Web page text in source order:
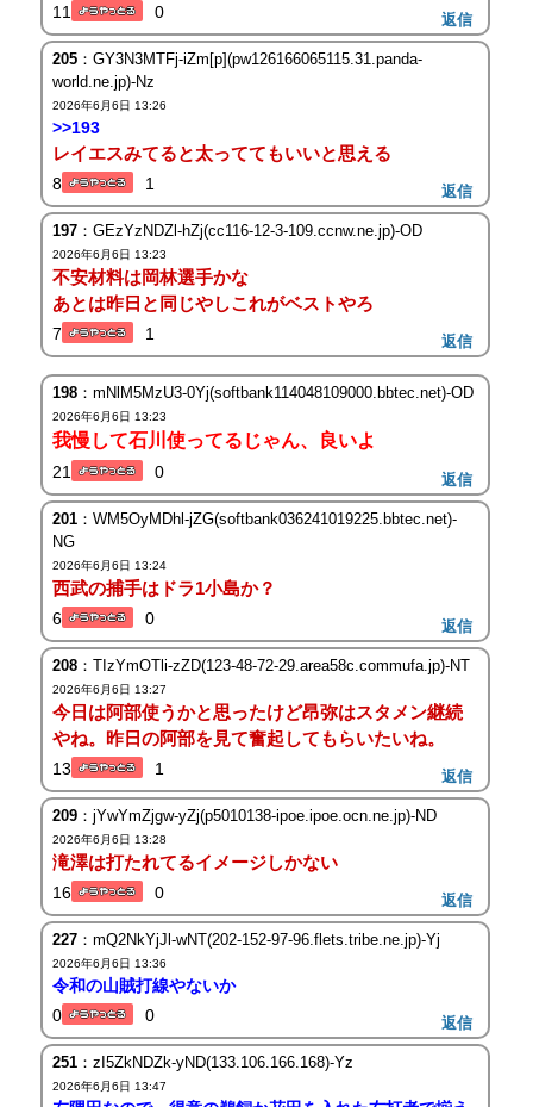
11 0 返信
205：GY3N3MTFj-iZm[p](pw126166065115.31.panda-
world.ne.jp)-Nz
2026年6月6日 13:26
>>193
レイエスみてると太っててもいいと思える
8 1 返信
197：GEzYzNDZl-hZj(cc116-12-3-109.ccnw.ne.jp)-OD
2026年6月6日 13:23
不安材料は岡林選手かな
あとは昨日と同じやしこれがベストやろ
7 1 返信
198：mNlM5MzU3-0Yj(softbank114048109000.bbtec.net)-OD
2026年6月6日 13:23
我慢して石川使ってるじゃん、良いよ
21 0 返信
201：WM5OyMDhl-jZG(softbank036241019225.bbtec.net)-
NG
2026年6月6日 13:24
西武の捕手はドラ1小島か？
6 0 返信
208：TIzYmOTli-zZD(123-48-72-29.area58c.commufa.jp)-NT
2026年6月6日 13:27
今日は阿部使うかと思ったけど昂弥はスタメン継続
やね。昨日の阿部を見て奮起してもらいたいね。
13 1 返信
209：jYwYmZjgw-yZj(p5010138-ipoe.ipoe.ocn.ne.jp)-ND
2026年6月6日 13:28
滝澤は打たれてるイメージしかない
16 0 返信
227：mQ2NkYjJl-wNT(202-152-97-96.flets.tribe.ne.jp)-Yj
2026年6月6日 13:36
令和の山賊打線やないか
0
0 返信
251：zI5ZkNDZk-yND(133.106.166.168)-Yz
2026年6月6日 13:47